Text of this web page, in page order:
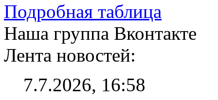
Подробная таблица
Наша группа Вконтакте
Лента новостей:
7.7.2026, 16:58